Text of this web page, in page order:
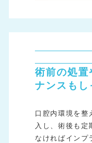
術前の処置
ナンスもし
口腔内環境を整
入し、術後も定
なければインプ